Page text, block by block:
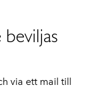
via ett mail till